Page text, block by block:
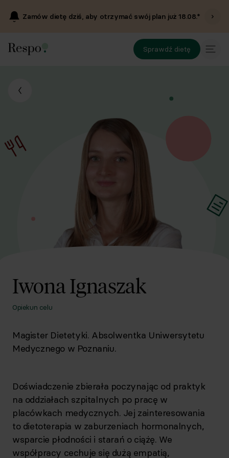
Zamów dietę dziś, aby otrzymać swój plan już18.08.*
Sprawdź dietę
Iwona Ignaszak
Opiekun celu
Magister Dietetyki. Absolwentka Uniwersytetu
Medycznego w Poznaniu.
Doświadczenie zbierała poczynając od praktyk
na oddziałach szpitalnych po pracę w
placówkach medycznych. Jej zainteresowania
to dietoterapia w zaburzeniach hormonalnych,
wsparcie płodności i starań o ciążę. We
współpracy cechuje się dużą empatią,